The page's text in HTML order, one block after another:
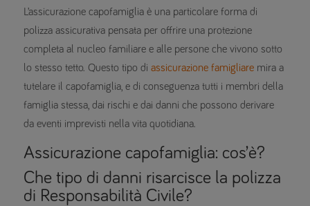
L’assicurazione capofamiglia è una particolare forma di
polizza assicurativa pensata per offrire una protezione
completa al nucleo familiare e alle persone che vivono sotto
lo stesso tetto. Questo tipo di assicurazione famigliare mira a
tutelare il capofamiglia, e di conseguenza tutti i membri della
famiglia stessa, dai rischi e dai danni che possono derivare
da eventi imprevisti nella vita quotidiana.
Assicurazione capofamiglia: cos’è?
Che tipo di danni risarcisce la polizza
di Responsabilità Civile?